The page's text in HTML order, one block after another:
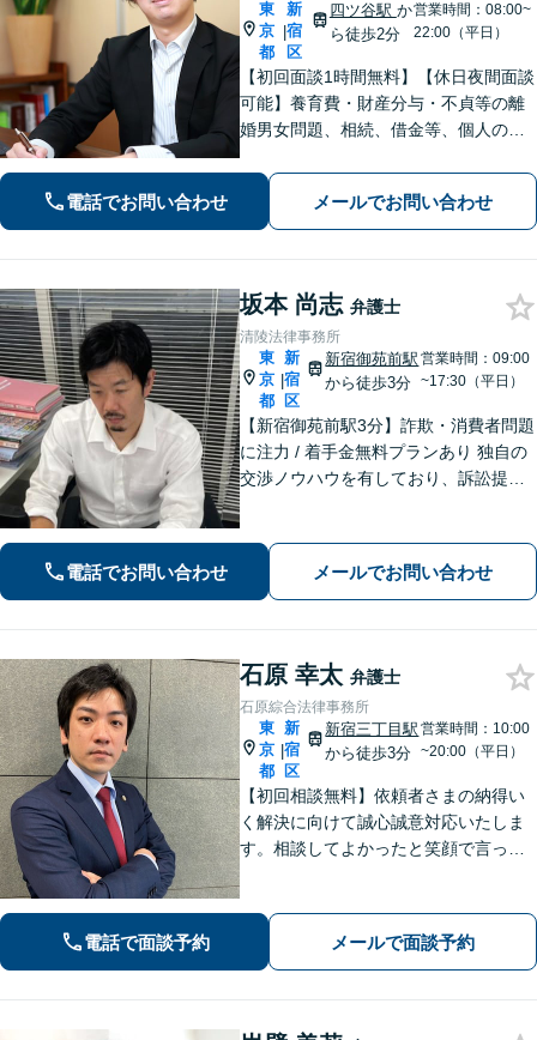
東
京
都
|
新
宿
区
四ツ谷駅 か
ら徒歩2分
営業時間：08:00~
22:00（平日）
【初回面談1時間無料】【休日夜間面談
可能】養育費・財産分与・不貞等の離
婚男女問題、相続、借金等、個人の法
用問題まで幅広く対応可能。迅速対
応、相手方への毅然とした粘り強い交
渉で複雑な問題解決を目指します。
電話でお問い合わせ メールでお問い合わせ
坂本 尚志 弁護士
清陵法律事務所
東
京
都
|
新
宿
区
新宿御苑前駅
から徒歩3分
営業時間：09:00
~17:30（平日）
【新宿御苑前駅3分】詐欺・消費者問題
に注力 / 着手金無料プランあり 独自の
交渉ノウハウを有しており、訴訟提起
ール・WEB相談可】
電話でお問い合わせ メールでお問い合わせ
石原 幸太 弁護士
石原綜合法律事務所
東
京
都
|
新
宿
区
新宿三丁目駅
から徒歩3分
営業時間：10:00
~20:00（平日）
【初回相談無料】依頼者さまの納得い
く解決に向けて誠心誠意対応いたしま
す。相談してよかったと笑顔で言って
紙に書くなど、説明は分かりやすいよ
う工夫【新宿からのアクセス◎】
電話で面談予約 メールで面談予約